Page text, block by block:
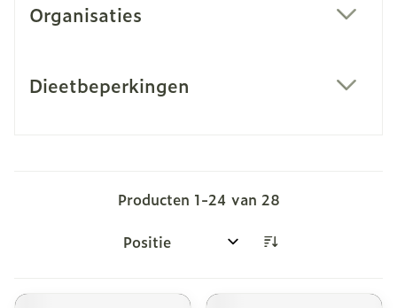
Organisaties
Dieetbeperkingen
Producten 1-24 van 28
Sorteer op: